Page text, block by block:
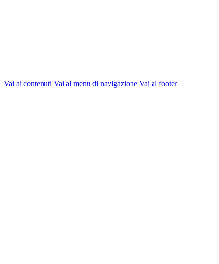
Vai ai contenuti Vai al menu di navigazione Vai al footer